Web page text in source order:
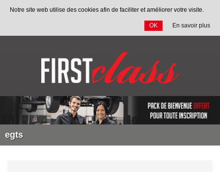
Notre site web utilise des cookies afin de faciliter et améliorer votre visite.
OK En savoir plus
egts